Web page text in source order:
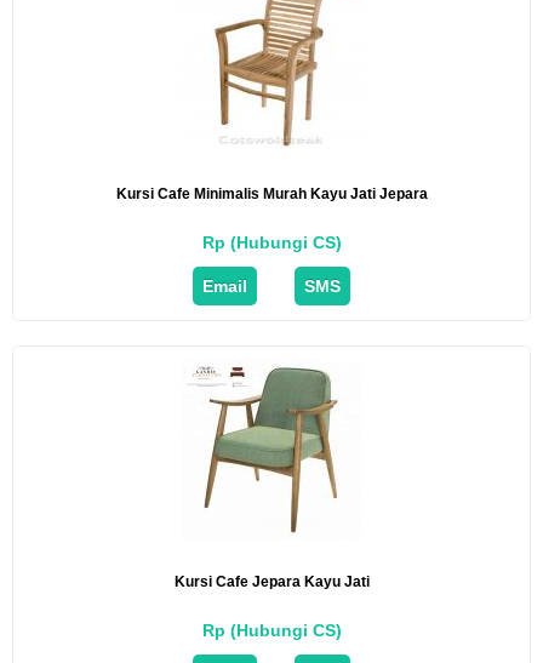
Kursi Cafe Minimalis Murah Kayu Jati Jepara
Rp (Hubungi CS)
Email SMS
Kursi Cafe Jepara Kayu Jati
Rp (Hubungi CS)